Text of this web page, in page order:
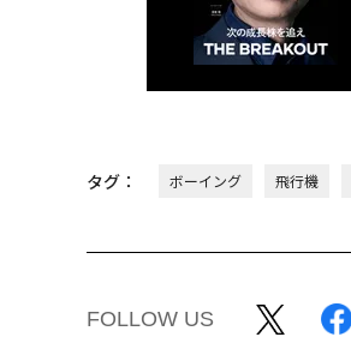
タグ： ボーイング 飛行機
FOLLOW US